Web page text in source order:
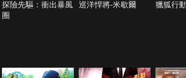
探險先驅：衝出暴風
圈
巡洋悍將-米歇爾 獵狐行
7.2